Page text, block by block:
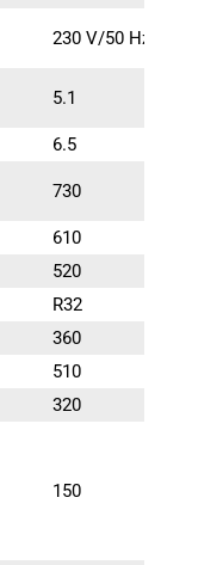
230 V/50 Hz
5.1
6.5
730
610
520
R32
360
510
320
150